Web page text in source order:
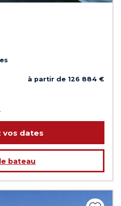
à partir de 126 884 €
vos dates
bateau